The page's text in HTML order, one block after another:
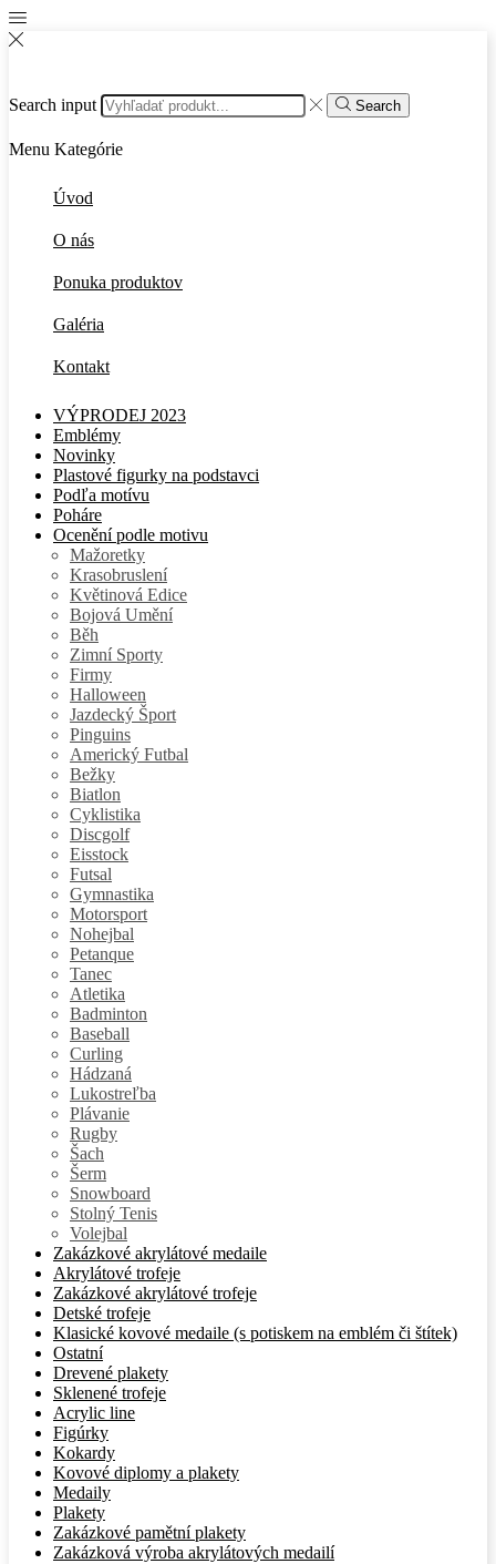
Search input Search
Menu Kategórie
Úvod
O nás
Ponuka produktov
Galéria
Kontakt
VÝPRODEJ 2023
Emblémy
Novinky
Plastové figurky na podstavci
Podľa motívu
Poháre
Ocenění podle motivu
Mažoretky
Krasobruslení
Květinová Edice
Bojová Umění
Běh
Zimní Sporty
Firmy
Halloween
Jazdecký Šport
Pinguins
Americký Futbal
Bežky
Biatlon
Cyklistika
Discgolf
Eisstock
Futsal
Gymnastika
Motorsport
Nohejbal
Petanque
Tanec
Atletika
Badminton
Baseball
Curling
Hádzaná
Lukostreľba
Plávanie
Rugby
Šach
Šerm
Snowboard
Stolný Tenis
Volejbal
Zakázkové akrylátové medaile
Akrylátové trofeje
Zakázkové akrylátové trofeje
Detské trofeje
Klasické kovové medaile (s potiskem na emblém či štítek)
Ostatní
Drevené plakety
Sklenené trofeje
Acrylic line
Figúrky
Kokardy
Kovové diplomy a plakety
Medaily
Plakety
Zakázkové pamětní plakety
Zakázková výroba akrylátových medailí